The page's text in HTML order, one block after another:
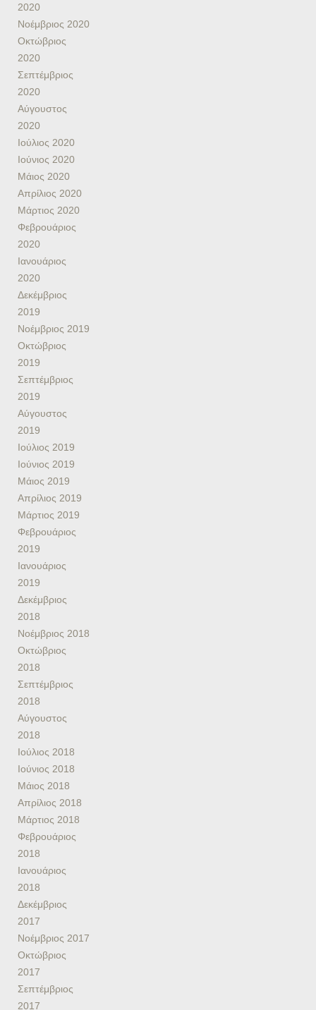
2020
Νοέμβριος 2020
Οκτώβριος
2020
Σεπτέμβριος
2020
Αύγουστος
2020
Ιούλιος 2020
Ιούνιος 2020
Μάιος 2020
Απρίλιος 2020
Μάρτιος 2020
Φεβρουάριος
2020
Ιανουάριος
2020
Δεκέμβριος
2019
Νοέμβριος 2019
Οκτώβριος
2019
Σεπτέμβριος
2019
Αύγουστος
2019
Ιούλιος 2019
Ιούνιος 2019
Μάιος 2019
Απρίλιος 2019
Μάρτιος 2019
Φεβρουάριος
2019
Ιανουάριος
2019
Δεκέμβριος
2018
Νοέμβριος 2018
Οκτώβριος
2018
Σεπτέμβριος
2018
Αύγουστος
2018
Ιούλιος 2018
Ιούνιος 2018
Μάιος 2018
Απρίλιος 2018
Μάρτιος 2018
Φεβρουάριος
2018
Ιανουάριος
2018
Δεκέμβριος
2017
Νοέμβριος 2017
Οκτώβριος
2017
Σεπτέμβριος
2017